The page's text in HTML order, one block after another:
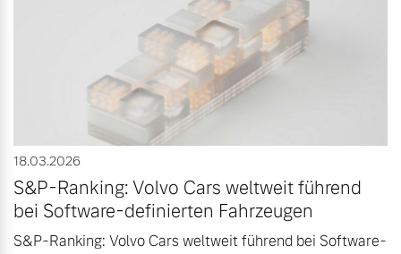
18.03.2026
S&P-Ranking: Volvo Cars weltweit führend
bei Software-definierten Fahrzeugen
S&P-Ranking: Volvo Cars weltweit führend bei Software-